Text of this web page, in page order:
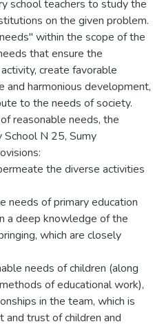
school teachers to study the
on the given problem.
within the scope of the
that ensure the
create favorable
and harmonious development,
to the needs of society.
reasonable needs, the
School N 25, Sumy
the diverse activities
needs of primary education
a deep knowledge of the
which are closely
needs of children (along
of educational work),
in the team, which is
and trust of children and